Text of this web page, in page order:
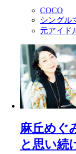
COCO
シングル
元アイド
麻丘めぐ
と思い続